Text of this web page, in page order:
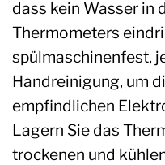
dass kein Wasser in
Thermometers
spülmaschinenfest,
Handreinigung, um
empfindlichen
Lagern Sie das
trockenen und